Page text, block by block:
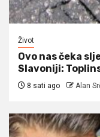
Život
Ovo nas čeka
Slavoniji:
8 sati ago Alan